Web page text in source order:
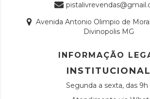
Avenida Antonio Olimpio de
Divinopolis MG
INFORMAÇÃO
INSTITUCIONAL
Segunda a sexta, das 9h